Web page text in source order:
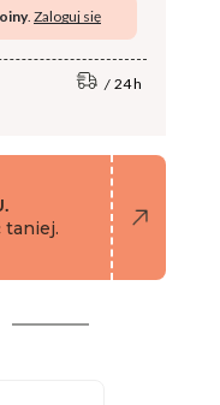
. Zaloguj się
24 h
taniej.